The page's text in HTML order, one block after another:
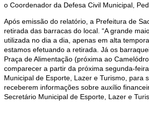
o Coordenador da Defesa Civil Municipal,
Após emissão do relatório, a Prefeitura de
retirada das barracas do local. “A grande
utilizada no dia a dia, apenas em alta
estamos efetuando a retirada. Já os
Praça de Alimentação (próxima ao
comparecer a partir da próxima segunda-
Municipal de Esporte, Lazer e Turismo, para
receberem informações sobre auxílio
Secretário Municipal de Esporte, Lazer e